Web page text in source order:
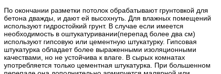
По окончании разметки потолок обрабатывают грунтовкой для
бетона дважды, и дают ей высохнуть. Для влажных помещений
используют гидростойкий грунт. В случае если имеется
необходимость в оштукатуривании(перепад более два см)
используют гипсовую или цементную штукатурку. Гипсовая
штукатурка обладает более выраженными изоляционными
качествами, но не устойчива к влаге. В сырых комнатах
употребляется только цементная штукатурка. При большенном